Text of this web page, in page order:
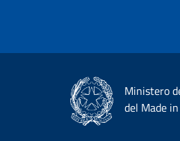
Ministero
del Made